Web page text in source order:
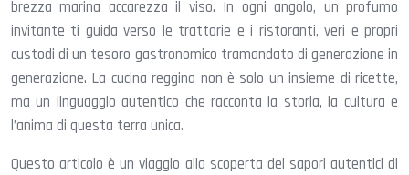
brezza marina accarezza il viso. In ogni angolo, un profumo
invitante ti guida verso le trattorie e i ristoranti, veri e propri
custodi di un tesoro gastronomico tramandato di generazione in
generazione. La cucina reggina non è solo un insieme di ricette,
ma un linguaggio autentico che racconta la storia, la cultura e
l’anima di questa terra unica.
Questo articolo è un viaggio alla scoperta dei sapori autentici di